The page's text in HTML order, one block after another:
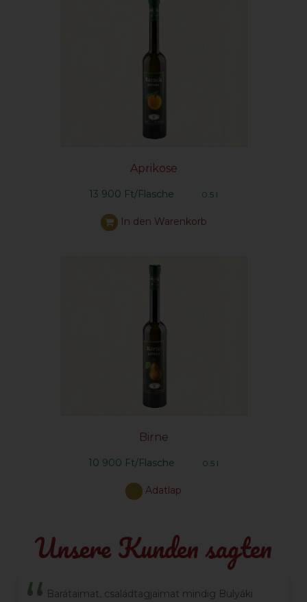
Aprikose
13 900 Ft/Flasche 0.5 l
In den Warenkorb
Birne
10 900 Ft/Flasche 0.5 l
Adatlap
Unsere Kunden sagten
Barátaimat, családtagjaimat mindig Bulyáki